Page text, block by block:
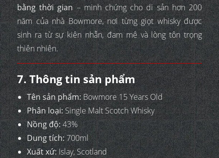
bằng thời gian– minh chứng cho di sản hơn 200
năm của nhà Bowmore, nơi từng giọt whisky được
sinh ra từ sự kiên nhẫn, đam mê và lòng tôn trọng
thiên nhiên.
7. Thông tin sản phẩm
Tên sản phẩm:Bowmore 15 Years Old
Phân loại:Single Malt Scotch Whisky
Nồng độ:43%
Dung tích:700ml
Xuất xứ:Islay, Scotland